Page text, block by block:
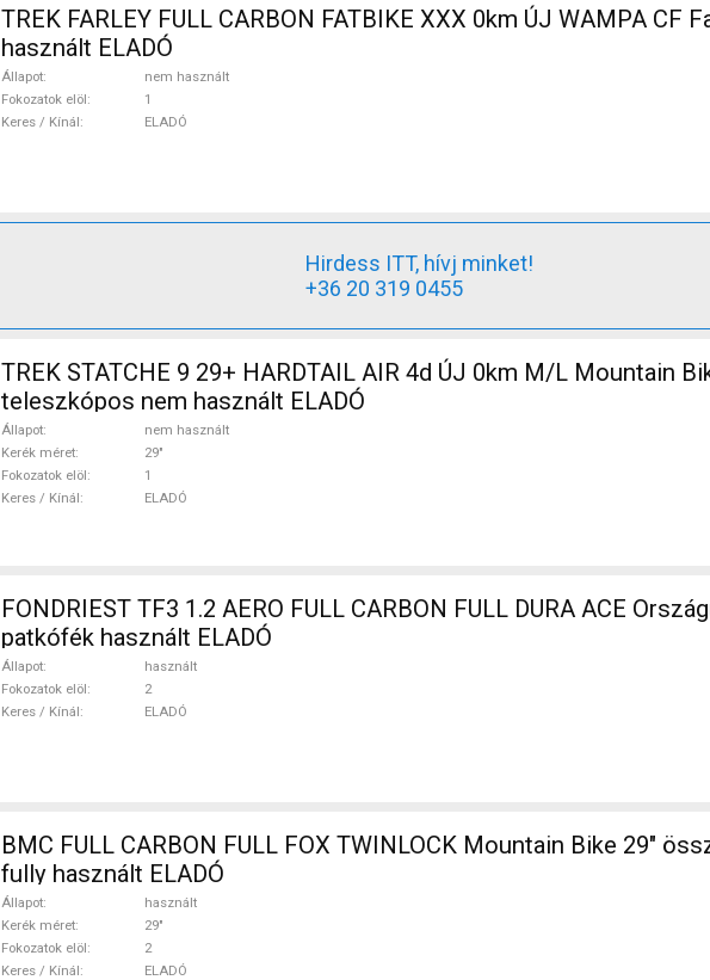
TREK FARLEY FULL CARBON FATBIKE XXX 0km ÚJ WAMPA CF
használt ELADÓ
Állapot
nem használt
Fokozatok elöl
1
Keres / Kínál
ELADÓ
Hirdess ITT, hívj minket!
+36 20 319 0455
TREK STATCHE 9 29+ HARDTAIL AIR 4d ÚJ 0km M/L Mountain
teleszkópos nem használt ELADÓ
Állapot
nem használt
Kerék méret
29"
Fokozatok elöl
1
Keres / Kínál
ELADÓ
FONDRIEST TF3 1.2 AERO FULL CARBON FULL DURA ACE
patkófék használt ELADÓ
Állapot
használt
Fokozatok elöl
2
Keres / Kínál
ELADÓ
BMC FULL CARBON FULL FOX TWINLOCK Mountain Bike 29"
fully használt ELADÓ
Állapot
használt
Kerék méret
29"
Fokozatok elöl
2
Keres / Kínál
ELADÓ